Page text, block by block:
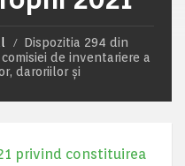
Dispozitia 294 din
de inventariere a
daroriilor și
privind constituirea